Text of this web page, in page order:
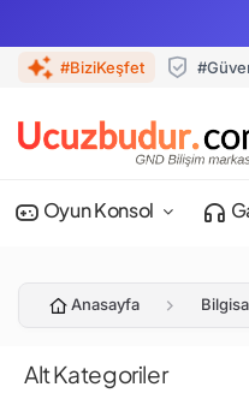
#BiziKeşfet
Oyun Konsol
Anasayfa
Alt Kategoriler